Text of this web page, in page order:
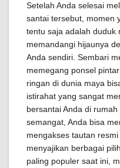
Setelah Anda selesai
santai tersebut, momen
tentu saja adalah duduk
memandangi hijaunya
Anda sendiri. Sembari
memegang ponsel
ringan di dunia maya
istirahat yang sangat
bersantai Anda di
semangat, Anda bisa
mengakses tautan resmi
menyajikan berbagai
paling populer saat ini,